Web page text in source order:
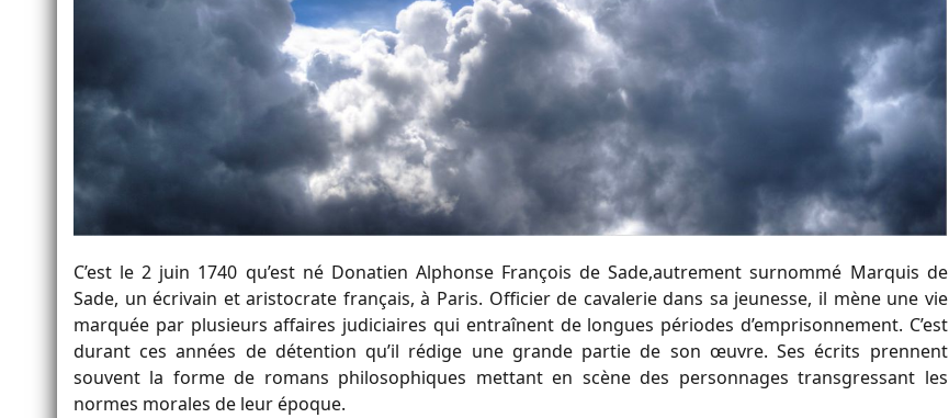
C’est le 2 juin 1740 qu’est né Donatien Alphonse François de Sade,autrement surnommé Marquis de
Sade, un écrivain et aristocrate français, à Paris. Officier de cavalerie dans sa jeunesse, il mène une vie
marquée par plusieurs affaires judiciaires qui entraînent de longues périodes d’emprisonnement. C’est
durant ces années de détention qu’il rédige une grande partie de son œuvre. Ses écrits prennent
souvent la forme de romans philosophiques mettant en scène des personnages transgressant les
normes morales de leur époque.